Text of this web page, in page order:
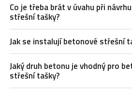
Co je třeba brát v úvahu při
střešní tašky?
Jak se instalují betonové střešní
Jaký druh betonu je vhodný pro
střešní tašky?